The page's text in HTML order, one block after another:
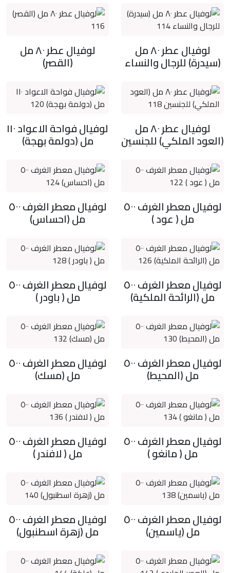
لوفيال عطر ٨٠ مل
(سيدرة) للرجال والنساء
لوفيال عطر ٨٠ مل
(القصر)
لوفيال عطر ٨٠ مل
(العود الملكي) للجنسين
لوفيال فواحة الاعواد ١١٠
مل (دولمة بهجة)
لوفيال معطر الغرف ٥٠٠
مل ( عود )
لوفيال معطر الغرف ٥٠٠
مل (احساس)
لوفيال معطر الغرف ٥٠٠
مل (الرائحة الملكية)
لوفيال معطر الغرف ٥٠٠
مل ( باودر )
لوفيال معطر الغرف ٥٠٠
مل (المحيط)
لوفيال معطر الغرف ٥٠٠
مل (مسك)
لوفيال معطر الغرف ٥٠٠
مل ( مانغو )
لوفيال معطر الغرف ٥٠٠
مل ( لافندر )
لوفيال معطر الغرف ٥٠٠
مل (ياسمين)
لوفيال معطر الغرف ٥٠٠
مل (زهرة اسطنبول)